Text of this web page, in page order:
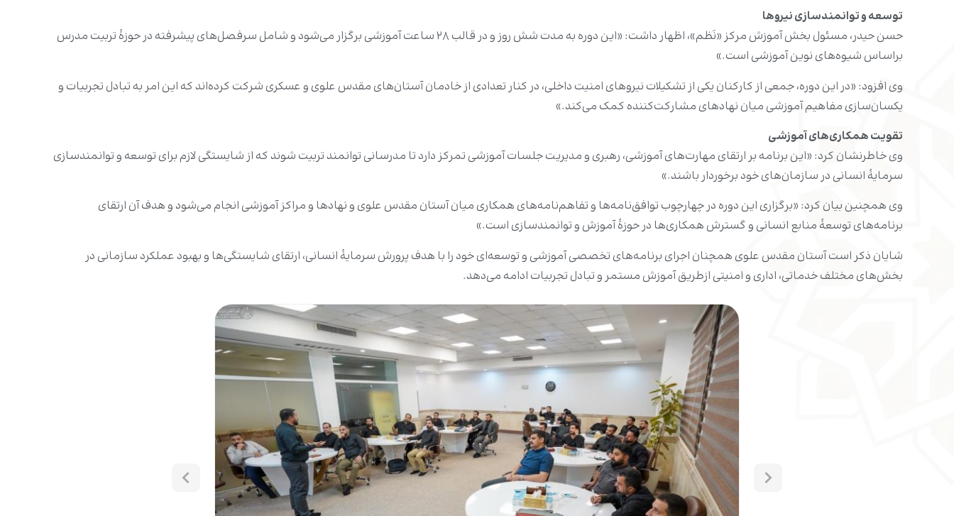
توسعه و توانمندسازی نیروها
حسن حیدر، مسئول بخش آموزش مرکز «نَظم»، اظهار داشت: «این دوره به مدت شش روز و در قالب ۲۸ ساعت آموزشی برگزار می‌شود و شامل سرفصل‌های پیشرفته در حوزۀ تربیت مدرس
براساس شیوه‌های نوین آموزشی است.»
وی افزود: «در این دوره، جمعی از کارکنان یکی از تشکیلات نیروهای امنیت داخلی، در کنار تعدادی از خادمان آستان‌های مقدس علوی و عسکری شرکت کرده‌اند که این امر به تبادل تجربیات و
یکسان‌سازی مفاهیم آموزشی میان نهادهای مشارکت‌کننده کمک می‌کند.»
تقویت همکاری‌های آموزشی
وی خاطرنشان کرد: «این برنامه بر ارتقای مهارت‌های آموزشی، رهبری و مدیریت جلسات آموزشی تمرکز دارد تا مدرسانی توانمند تربیت شوند که از شایستگی لازم برای توسعه و توانمندسازی
سرمایۀ انسانی در سازمان‌های خود برخوردار باشند.»
وی همچنین بیان کرد: «برگزاری این دوره در چهارچوب توافق‌نامه‌ها و تفاهم‌نامه‌های همکاری میان آستان مقدس علوی و نهادها و مراکز آموزشی انجام می‌شود و هدف آن ارتقای
برنامه‌های توسعۀ منابع انسانی و گسترش همکاری‌ها در حوزۀ آموزش و توانمندسازی است.»
شایان ذکر است آستان مقدس علوی همچنان اجرای برنامه‌های تخصصی آموزشی و توسعه‌ای خود را با هدف پرورش سرمایۀ انسانی، ارتقای شایستگی‌ها و بهبود عملکرد سازمانی در
بخش‌های مختلف خدماتی، اداری و امنیتی ازطریق آموزش مستمر و تبادل تجربیات ادامه می‌دهد.